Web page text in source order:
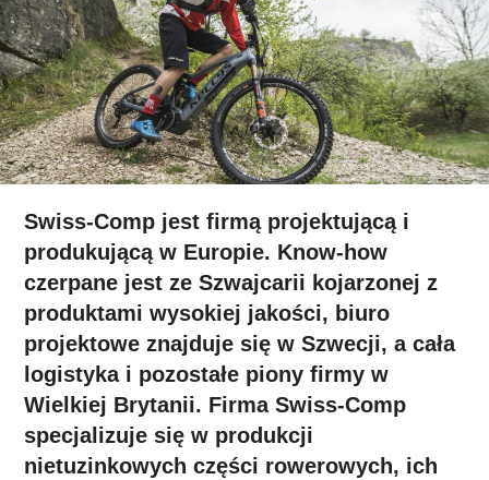
Swiss-Comp jest firmą projektującą i
produkującą w Europie. Know-how
czerpane jest ze Szwajcarii kojarzonej z
produktami wysokiej jakości, biuro
projektowe znajduje się w Szwecji, a cała
logistyka i pozostałe piony firmy w
Wielkiej Brytanii. Firma Swiss-Comp
specjalizuje się w produkcji
nietuzinkowych części rowerowych, ich